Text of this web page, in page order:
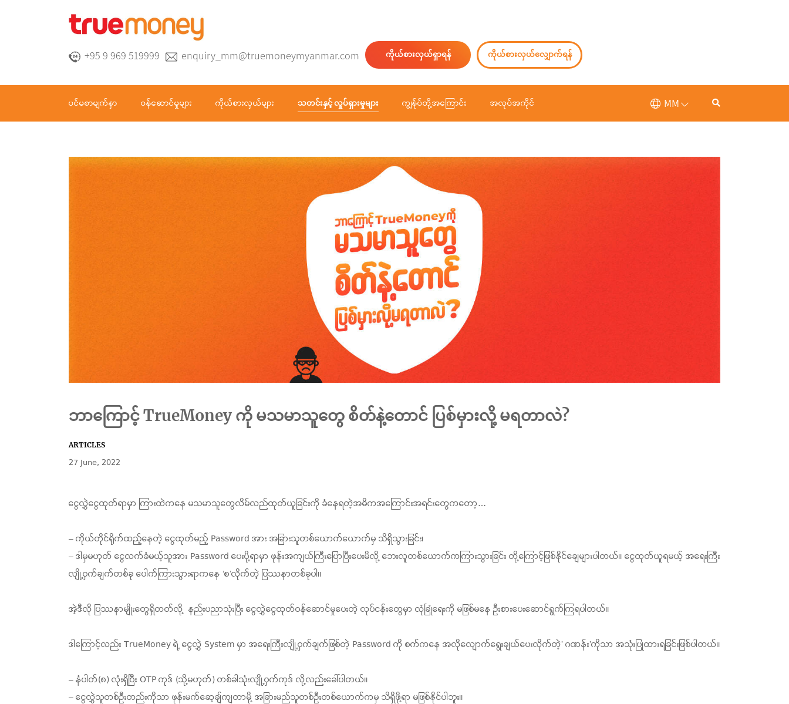
+95 9 969 519999 enquiry_mm@truemoneymyanmar.com ကိုယ်စားလှယ်ရှာရန် ကိုယ်စားလှယ်လျှောက်ရန်
ပင်မစာမျက်နှာ ဝန်ဆောင်မှုများ ကိုယ်စားလှယ်များ သတင်းနှင့် လှုပ်ရှားမှုများ ကျွန်ုပ်တို့အကြောင်း အလုပ်အကိုင် MM
ဘာကြောင့် TrueMoney ကို မသမာသူတွေ စိတ်နဲ့တောင် ပြစ်မှားလို့ မရတာလဲ?
ARTICLES
27 June, 2022
ငွေလွှဲငွေထုတ်ရာမှာ ကြားထဲကနေ မသမာသူတွေလိမ်လည်ထုတ်ယူခြင်းကို ခံနေရတဲ့အဓိကအကြောင်းအရင်းတွေကတော့…
– ကိုယ်တိုင်ရိုက်ထည့်နေတဲ့ ငွေထုတ်မည့် Password အား အခြားသူတစ်ယောက်ယောက်မှ သိရှိသွားခြင်း၊
– ဒါမှမဟုတ် ငွေလက်ခံမယ့်သူအား Password ပေးပို့ရာမှာ ဖုန်းအကျယ်ကြီးပြောပြီးပေးမိလို့ ဘေးလူတစ်ယောက်ကကြားသွားခြင်း တို့ကြောင့်ဖြစ်နိုင်ချေများပါတယ်။ ငွေထုတ်ယူရမယ့် အရေးကြီး
လျို့ဝှက်ချက်တစ်ခု ပေါက်ကြားသွားရာကနေ ‘စ’လိုက်တဲ့ ပြဿနာတစ်ခုပါ။
အဲ့ဒီလို ပြဿနာမျိုးတွေရှိတတ်လို့ နည်းပညာသုံးပြီး ငွေလွှဲငွေထုတ်ဝန်ဆောင်မှုပေးတဲ့ လုပ်ငန်းတွေမှာ လုံခြုံရေးကို မဖြစ်မနေ ဦးစားပေးဆောင်ရွက်ကြရပါတယ်။
ဒါကြောင့်လည်း TrueMoney ရဲ့ ငွေလွှဲ System မှာ အရေးကြီးလျို့ဝှက်ချက်ဖြစ်တဲ့ Password ကို စက်ကနေ အလိုလျောက်ရွေးချယ်ပေးလိုက်တဲ့’ ဂဏန်း’ကိုသာ အသုံးပြုထားရခြင်းဖြစ်ပါတယ်။
– နံပါတ်(၈) လုံးရှိပြီး OTP ကုဒ် (သို့မဟုတ်) တစ်ခါသုံးလျို့ဝှက်ကုဒ် လို့လည်းခေါ်ပါတယ်။
– ငွေလွှဲသူတစ်ဦးတည်းကိုသာ ဖုန်းမက်ဆေ့ချ်ကျတာမို့ အခြားမည်သူတစ်ဦးတစ်ယောက်ကမှ သိရှိဖို့ရာ မဖြစ်နိုင်ပါဘူး။